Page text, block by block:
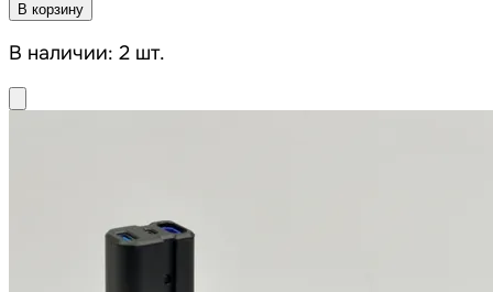
В корзину
В наличии: 2 шт.